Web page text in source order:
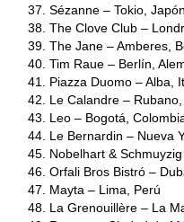
Sézanne – Tokio, Japón
The Clove Club –
The Jane – Amberes,
Tim Raue – Berlín,
Piazza Duomo – Alba,
Le Calandre –
Leo – Bogotá,
Le Bernardin – Nueva
Nobelhart &
Orfali Bros Bistró –
Mayta – Lima, Perú
La Grenouillère – La